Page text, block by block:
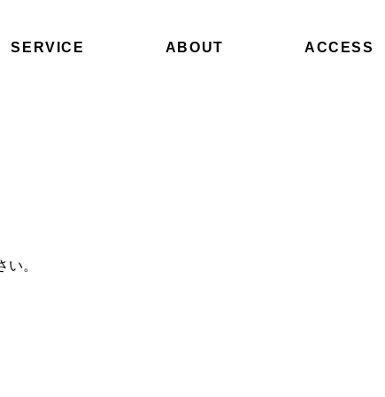
SERVICE ABOUT ACCESS
。